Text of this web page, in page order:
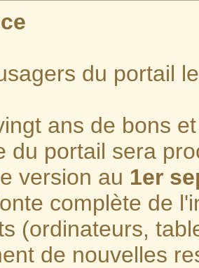
du portail
ans de bons
du portail sera
version au 1er
complète de
(ordinateurs,
de nouvelles